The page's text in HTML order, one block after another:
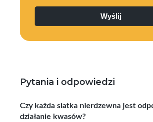
Pytania i odpowiedzi
Czy każda siatka nierdzewna jest
działanie kwasów?